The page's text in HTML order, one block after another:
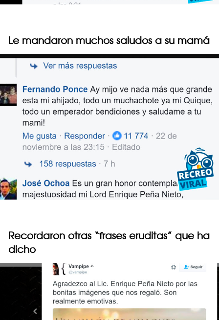
Le mandaron muchos saludos a su mamá
Recordaron otras “frases eruditas” que ha
dicho